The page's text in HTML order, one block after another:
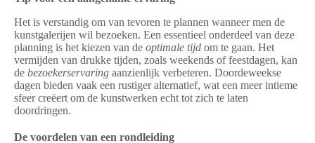
Het is verstandig om van tevoren te plannen wanneer men de
kunstgalerijen wil bezoeken. Een essentieel onderdeel van deze
planning is het kiezen van de optimale tijd om te gaan. Het
vermijden van drukke tijden, zoals weekends of feestdagen, kan
de bezoekerservaring aanzienlijk verbeteren. Doordeweekse
dagen bieden vaak een rustiger alternatief, wat een meer intieme
sfeer creëert om de kunstwerken echt tot zich te laten
doordringen.
De voordelen van een rondleiding